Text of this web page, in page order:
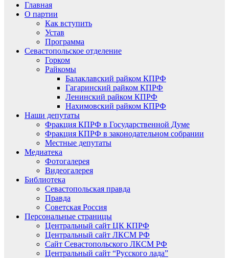
Главная
О партии
Как вступить
Устав
Программа
Севастопольское отделение
Горком
Райкомы
Балаклавский райком КПРФ
Гагаринский райком КПРФ
Ленинский райком КПРФ
Нахимовский райком КПРФ
Наши депутаты
Фракция КПРФ в Государственной Думе
Фракция КПРФ в законодательном собрании
Местные депутаты
Медиатека
Фотогалерея
Видеогалерея
Библиотека
Севастопольская правда
Правда
Советская Россия
Персональные страницы
Центральный сайт ЦК КПРФ
Центральный сайт ЛКСМ РФ
Сайт Севастопольского ЛКСМ РФ
Центральный сайт “Русского лада”